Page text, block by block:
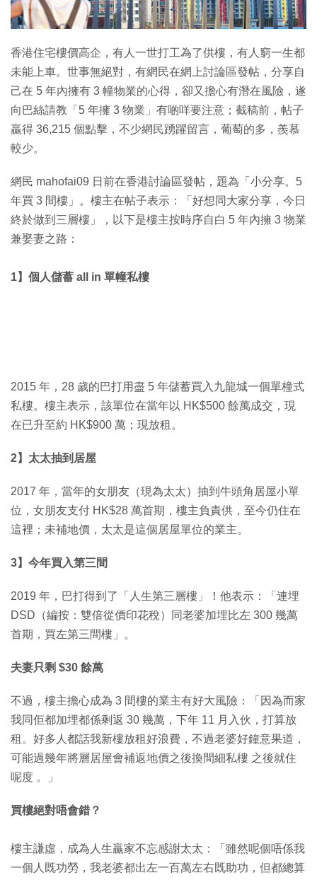
香港住宅樓價高企，有人一世打工為了供樓，有人窮一生都
未能上車。世事無絕對，有網民在網上討論區發帖，分享自
己在 5 年內擁有 3 幢物業的心得，卻又擔心有潛在風險，遂
向巴絲請教「5 年擁 3 物業」有啲咩要注意；截稿前，帖子
贏得 36,215 個點擊，不少網民踴躍留言，葡萄的多，羨慕
較少。
網民 mahofai09 日前在香港討論區發帖，題為「小分享。5
年買 3 間樓」。樓主在帖子表示：「好想同大家分享，今日
終於做到三層樓」，以下是樓主按時序自白 5 年內擁 3 物業
兼娶妻之路：
1】個人儲蓄 all in 單幢私樓
2015 年，28 歲的巴打用盡 5 年儲蓄買入九龍城一個單橦式
私樓。樓主表示，該單位在當年以 HK$500 餘萬成交，現
在已升至約 HK$900 萬；現放租。
2】太太抽到居屋
2017 年，當年的女朋友（現為太太）抽到牛頭角居屋小單
位，女朋友支付 HK$28 萬首期，樓主負責供，至今仍住在
這裡；未補地價，太太是這個居屋單位的業主。
3】今年買入第三間
2019 年，巴打得到了「人生第三層樓」！他表示：「連埋
DSD（編按：雙倍從價印花稅）同老婆加埋比左 300 幾萬
首期，買左第三間樓」。
夫妻只剩 $30 餘萬
不過，樓主擔心成為 3 間樓的業主有好大風險：「因為而家
我同佢都加埋都係剩返 30 幾萬，下年 11 月入伙，打算放
租。好多人都話我新樓放租好浪費，不過老婆好鐘意果道，
可能過幾年將層居屋會補返地價之後換間細私樓 之後就住
呢度 。」
買樓絕對唔會錯？
樓主謙虛，成為人生贏家不忘感謝太太：「雖然呢個唔係我
一個人既功勞，我老婆都出左一百萬左右既助功，但都總算